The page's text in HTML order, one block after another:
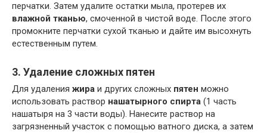
перчатки. Затем удалите остатки мыла, протерев их
влажной тканью, смоченной в чистой воде. После этого
промокните перчатки сухой тканью и дайте им высохнуть
естественным путем.
3. Удаление сложных пятен
Для удаления жира и других сложных пятен можно
использовать раствор нашатырного спирта (1 часть
нашатыря на 3 части воды). Нанесите раствор на
загрязненный участок с помощью ватного диска, а затем